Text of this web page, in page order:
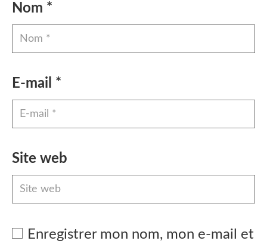
Nom *
E-mail *
Site web
Enregistrer mon nom, mon e-mail et